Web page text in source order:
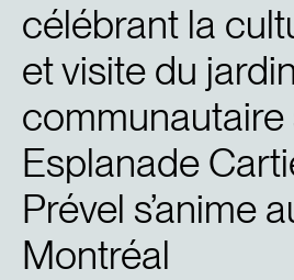
célébrant la
et visite du jardin
communautaire
Esplanade
Prével s’anime
Montréal